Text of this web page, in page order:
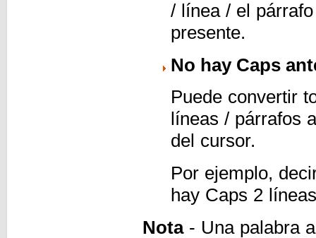
/ línea / el
presente.
No hay Caps
Puede convertir
líneas / párrafos
del cursor.
Por ejemplo,
hay Caps 2
Nota- Una palabra